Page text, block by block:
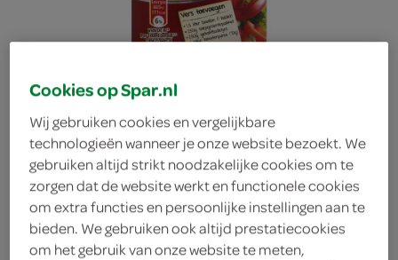
Maggi smaakmaker soep
tomaat
Cookies op Spar.nl
Wij gebruiken cookies en vergelijkbare
technologieën wanneer je onze website bezoekt. We
gebruiken altijd strikt noodzakelijke cookies om te
zorgen dat de website werkt en functionele cookies
om extra functies en persoonlijke instellingen aan te
bieden. We gebruiken ook altijd prestatiecookies
om het gebruik van onze website te meten,